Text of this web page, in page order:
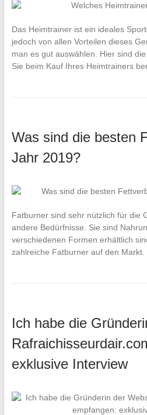
Das Heimtrainer ist ein ideales
jedoch von allen Vorteilen dieses
man es gut auswählen. Hier sind
Sie beim Kauf Ihres Heimtrainers
Was sind die besten
Jahr 2019?
Fatburner sind sehr nützlich für die
andere Bedürfnisse. Sie sind
verschiedenen Formen erhältlich
zahlreiche Fatburner auf den Markt.
Ich habe die
exklusive Interview